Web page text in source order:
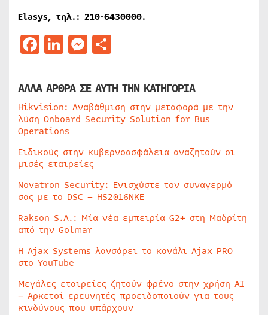
Elasys, τηλ.: 210-6430000.
Facebook
LinkedIn
Messenger
ΑΛΛΑ ΑΡΘΡΑ ΣΕ ΑΥΤΗ ΤΗΝ ΚΑΤΗΓΟΡΙΑ
Hikvision: Αναβάθμιση στην μεταφορά με την
λύση Onboard Security Solution for Bus
Operations
Ειδικούς στην κυβερνοασφάλεια αναζητούν οι
μισές εταιρείες
Novatron Security: Ενισχύστε τον συναγερμό
σας με το DSC – HS2016NKE
Rakson S.A.: Μία νέα εμπειρία G2+ στη Μαδρίτη
από την Golmar
Η Ajax Systems λανσάρει το κανάλι Ajax PRO
στο YouTube
Μεγάλες εταιρείες ζητούν φρένο στην χρήση AI
– Αρκετοί ερευνητές προειδοποιούν για τους
κινδύνους που υπάρχουν